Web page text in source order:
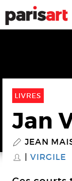
LIVRES
Jan
P JEAN
S VIRGILE